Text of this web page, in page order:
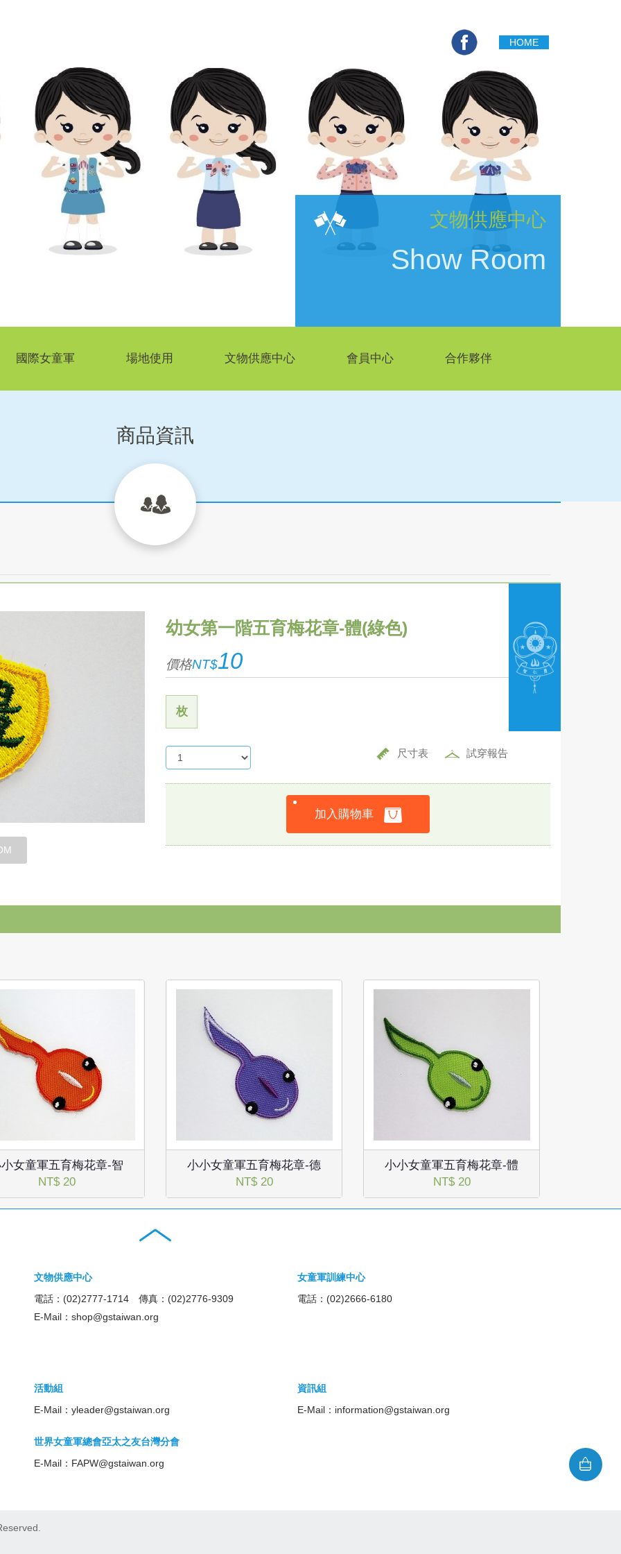
HOME
文物供應中心
Show Room
國際女童軍 場地使用 文物供應中心 會員中心 合作夥伴
商品資訊
幼女第一階五育梅花章-體(綠色)
價格NT$10
枚
尺寸表 試穿報告
加入購物車
女童軍五育梅花章-智
NT$ 20
小小女童軍五育梅花章-德
NT$ 20
小小女童軍五育梅花章-體
NT$ 20
文物供應中心
電話：(02)2777-1714 傳真：(02)2776-9309
E-Mail： shop@gstaiwan.org
女童軍訓練中心
電話：(02)2666-6180
活動組
E-Mail： yleader@gstaiwan.org
資訊組
E-Mail： information@gstaiwan.org
世界女童軍總會亞太之友台灣分會
E-Mail： FAPW@gstaiwan.org